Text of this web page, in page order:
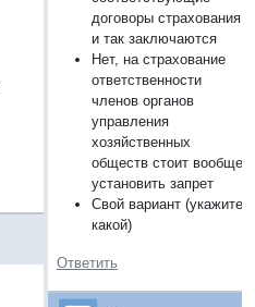
договоры страхования
и так заключаются
Нет, на страхование
ответственности
членов органов
управления
хозяйственных
обществ стоит вообще
установить запрет
Свой вариант (укажите,
какой)
Ответить